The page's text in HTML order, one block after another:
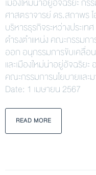
ศาสตราจารย์ ดร.สถาพร
บริหารธุรกิจระหว่างประเท
ดำรงตำแหน่ง คณะกรรมก
ออก อนุกรรมการขับเคลื่อ
และเมืองใหม่น่าอยู่อัจฉริย
คณะกรรมการนโยบายแล
Date: 1 เมษายน 2567
READ MORE